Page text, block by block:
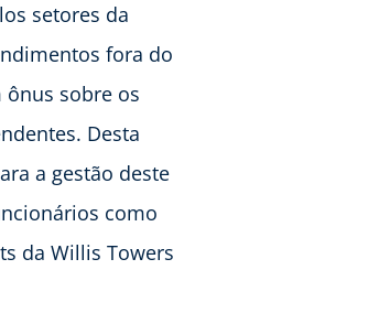
setores da
fora do
ônus sobre os
Desta
a gestão deste
como
da Willis Towers